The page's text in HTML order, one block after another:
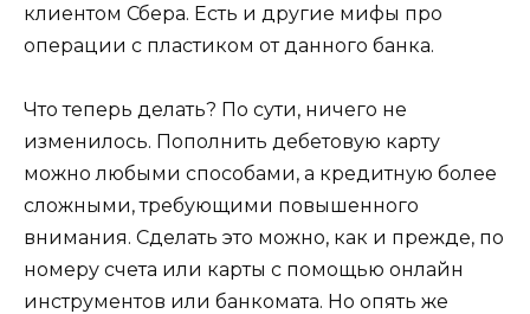
клиентом Сбера. Есть и другие мифы про
операции с пластиком от данного банка.
Что теперь делать? По сути, ничего не
изменилось. Пополнить дебетовую карту
можно любыми способами, а кредитную более
сложными, требующими повышенного
внимания. Сделать это можно, как и прежде, по
номеру счета или карты с помощью онлайн
инструментов или банкомата. Но опять же